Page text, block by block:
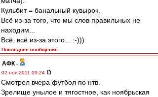
Кульбит = банальный кувырок.
Всё из-за того, что мы слов правильных не
находим...
Всё, всё из-за этого... :-)))
Последнее сообщение
АФК -
02 ноя 2011 09:24
Смотрел вчера футбол по нтв.
Зрелище унылое и тягостное, как ноябрьская